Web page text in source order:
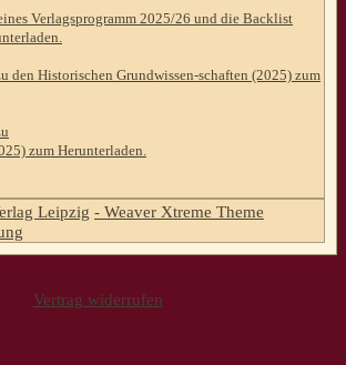
Verlagsprogramm 2025/26 und die Backlist
den Historischen Grundwissen-schaften (2025) zum
zum Herunterladen.
Leipzig - Weaver Xtreme Theme
Vertrag widerrufen